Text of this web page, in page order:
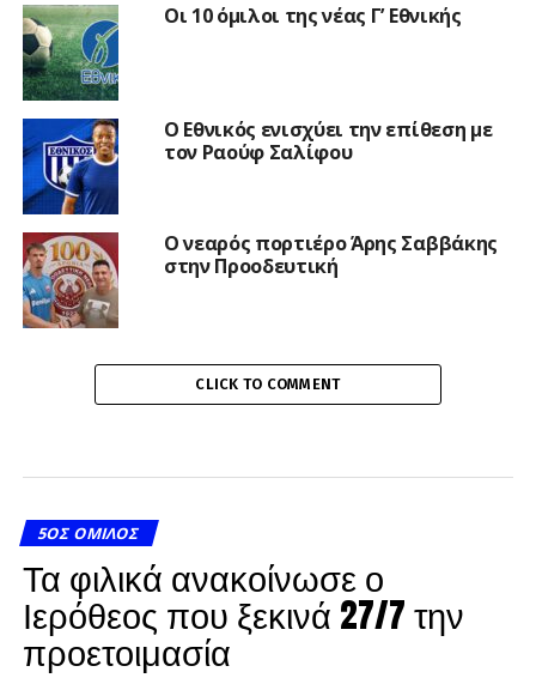
Οι 10 όμιλοι της νέας Γ’ Εθνικής
Ο Εθνικός ενισχύει την επίθεση με
τον Ραούφ Σαλίφου
Ο νεαρός πορτιέρο Άρης Σαββάκης
στην Προοδευτική
CLICK TO COMMENT
5ΟΣ ΌΜΙΛΟΣ
Τα φιλικά ανακοίνωσε ο
Ιερόθεος που ξεκινά 27/7 την
προετοιμασία